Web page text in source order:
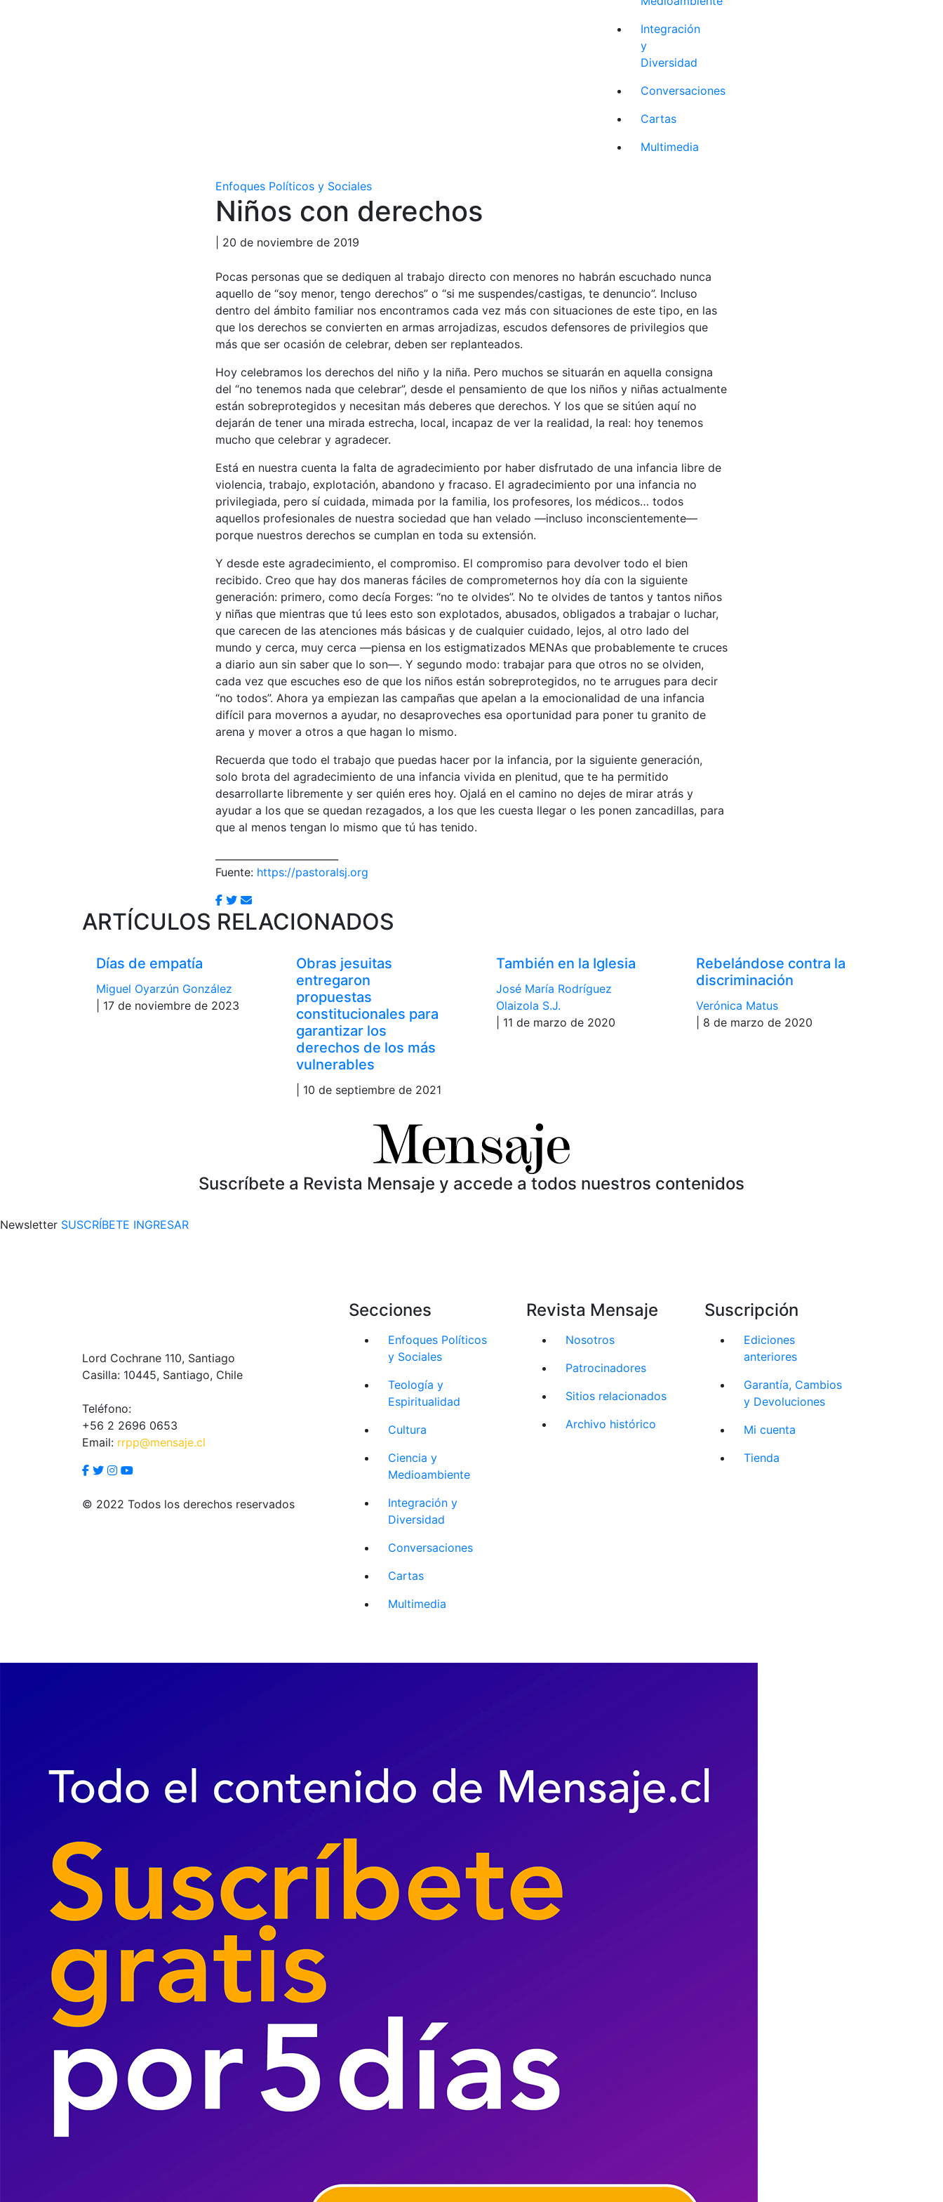
Integración
y
Diversidad
Conversaciones
Cartas
Multimedia
Enfoques Políticos y Sociales
Niños con derechos
| 20 de noviembre de 2019
Pocas personas que se dediquen al trabajo directo con menores no habrán escuchado nunca
aquello de “soy menor, tengo derechos” o “si me suspendes/castigas, te denuncio”. Incluso
dentro del ámbito familiar nos encontramos cada vez más con situaciones de este tipo, en las
que los derechos se convierten en armas arrojadizas, escudos defensores de privilegios que
más que ser ocasión de celebrar, deben ser replanteados.
Hoy celebramos los derechos del niño y la niña. Pero muchos se situarán en aquella consigna
del “no tenemos nada que celebrar”, desde el pensamiento de que los niños y niñas actualmente
están sobreprotegidos y necesitan más deberes que derechos. Y los que se sitúen aquí no
dejarán de tener una mirada estrecha, local, incapaz de ver la realidad, la real: hoy tenemos
mucho que celebrar y agradecer.
Está en nuestra cuenta la falta de agradecimiento por haber disfrutado de una infancia libre de
violencia, trabajo, explotación, abandono y fracaso. El agradecimiento por una infancia no
privilegiada, pero sí cuidada, mimada por la familia, los profesores, los médicos… todos
aquellos profesionales de nuestra sociedad que han velado —incluso inconscientemente—
porque nuestros derechos se cumplan en toda su extensión.
Y desde este agradecimiento, el compromiso. El compromiso para devolver todo el bien
recibido. Creo que hay dos maneras fáciles de comprometernos hoy día con la siguiente
generación: primero, como decía Forges: “no te olvides”. No te olvides de tantos y tantos niños
y niñas que mientras que tú lees esto son explotados, abusados, obligados a trabajar o luchar,
que carecen de las atenciones más básicas y de cualquier cuidado, lejos, al otro lado del
mundo y cerca, muy cerca —piensa en los estigmatizados MENAs que probablemente te cruces
a diario aun sin saber que lo son—. Y segundo modo: trabajar para que otros no se olviden,
cada vez que escuches eso de que los niños están sobreprotegidos, no te arrugues para decir
“no todos”. Ahora ya empiezan las campañas que apelan a la emocionalidad de una infancia
difícil para movernos a ayudar, no desaproveches esa oportunidad para poner tu granito de
arena y mover a otros a que hagan lo mismo.
Recuerda que todo el trabajo que puedas hacer por la infancia, por la siguiente generación,
solo brota del agradecimiento de una infancia vivida en plenitud, que te ha permitido
desarrollarte libremente y ser quién eres hoy. Ojalá en el camino no dejes de mirar atrás y
ayudar a los que se quedan rezagados, a los que les cuesta llegar o les ponen zancadillas, para
que al menos tengan lo mismo que tú has tenido.
Fuente: https://pastoralsj.org
ARTÍCULOS RELACIONADOS
Días de empatía
Miguel Oyarzún González
| 17 de noviembre de 2023
Obras jesuitas
entregaron
propuestas
constitucionales para
garantizar los
derechos de los más
vulnerables
| 10 de septiembre de 2021
También en la Iglesia
José María Rodríguez
Olaizola S.J.
| 11 de marzo de 2020
Rebelándose contra la
discriminación
Verónica Matus
| 8 de marzo de 2020
Suscríbete a Revista Mensaje y accede a todos nuestros contenidos
Newsletter SUSCRÍBETE INGRESAR
Lord Cochrane 110, Santiago
Casilla: 10445, Santiago, Chile
Teléfono:
+56 2 2696 0653
Email: rrpp@mensaje.cl
© 2022 Todos los derechos reservados
Secciones
Enfoques Políticos
y Sociales
Teología y
Espiritualidad
Cultura
Ciencia y
Medioambiente
Integración y
Diversidad
Conversaciones
Cartas
Multimedia
Revista Mensaje
Nosotros
Patrocinadores
Sitios relacionados
Archivo histórico
Suscripción
Ediciones
anteriores
Garantía, Cambios
y Devoluciones
Mi cuenta
Tienda